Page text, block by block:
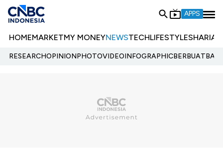
APPS
HOMEMARKETMY MONEYNEWSTECHLIFESTYLESHARIA
RESEARCHOPINIONPHOTOVIDEOINFOGRAPHIC